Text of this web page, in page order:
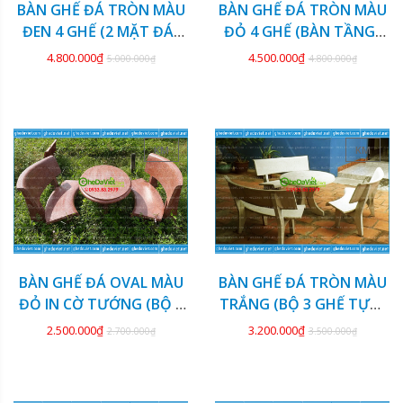
BÀN GHẾ ĐÁ TRÒN MÀU
ĐEN 4 GHẾ (2 MẶT ĐÁ)
GDCV-132
4.800.000₫ 5.000.000₫
BÀN GHẾ ĐÁ TRÒN MÀU
ĐỎ 4 GHẾ (BÀN TẦNG)
GDCV-131
4.500.000₫ 4.800.000₫
KM
BÀN GHẾ ĐÁ OVAL MÀU
ĐỎ IN CỜ TƯỚNG (BỘ 2
GHẾ) GDCV-130
2.500.000₫ 2.700.000₫
KM
BÀN GHẾ ĐÁ TRÒN MÀU
TRẮNG (BỘ 3 GHẾ TỰA)
GDCV-129
3.200.000₫ 3.500.000₫